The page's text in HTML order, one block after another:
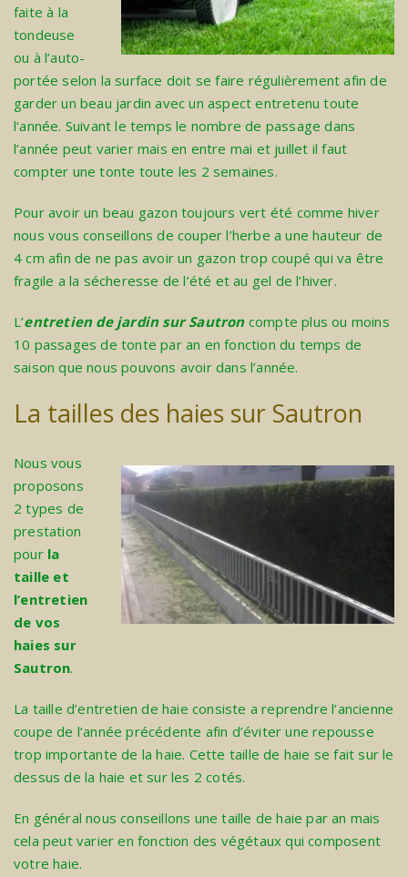
faite à la
tondeuse
ou à l’auto-
portée selon la surface doit se faire régulièrement afin de
garder un beau jardin avec un aspect entretenu toute
l’année. Suivant le temps le nombre de passage dans
l’année peut varier mais en entre mai et juillet il faut
compter une tonte toute les 2 semaines.
Pour avoir un beau gazon toujours vert été comme hiver
nous vous conseillons de couper l’herbe a une hauteur de
4 cm afin de ne pas avoir un gazon trop coupé qui va être
fragile a la sécheresse de l’été et au gel de l’hiver.
L’entretien de jardin sur Sautroncompte plus ou moins
10 passages de tonte par an en fonction du temps de
saison que nous pouvons avoir dans l’année.
La tailles des haies sur Sautron
Nous vous
proposons
2 types de
prestation
pour la
taille et
l’entretien
de vos
haies sur
Sautron.
La taille d’entretien de haie consiste a reprendre l’ancienne
coupe de l’année précédente afin d’éviter une repousse
trop importante de la haie. Cette taille de haie se fait sur le
dessus de la haie et sur les 2 cotés.
En général nous conseillons une taille de haie par an mais
cela peut varier en fonction des végétaux qui composent
votre haie.